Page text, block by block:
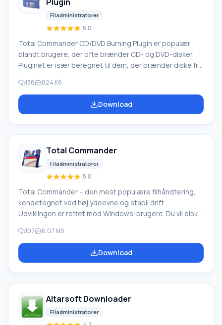
Filadministratorer
5.0
Total Commander CD/DVD Burning Plugin er populær
blandt brugere, der ofte brænder CD- og DVD-disker.
Pluginet er især beregnet til dem, der brænder diske fra
der inkluderer effektivt arbejde med
brændingsprojekter. Du kan bruge dem som almindelige
mapper i Total Commander. Bemærk, at valg af den
138 824 Kб
Download
Total Commander
Filadministratorer
5.0
Total Commander – den mest populære filhåndtering,
kendetegnet ved høj ydeevne og stabil drift.
Udviklingen er rettet mod Windows-brugere. Du vil elske
skabelse med to paneler. Filhåndteringen vil glæde dig
med forbedret bekvemmelighed og grundig
funktionalitet. Programmet understøtter plugins, og du
107 6.07 Mб
Download
Altarsoft Downloader
Filadministratorer